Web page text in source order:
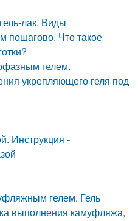
лак. Виды
пошагово. Что такое
гелем.
укрепляющего геля под
Инструкция -
гелем. Гель
выполнения камуфляжа,